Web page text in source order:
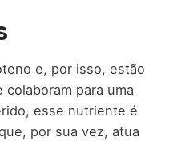
e, por isso, estão
para uma
esse nutriente é
por sua vez, atua